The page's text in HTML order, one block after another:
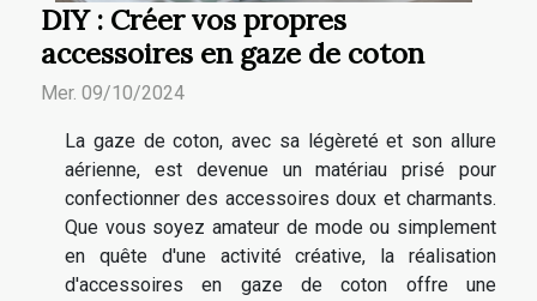
DIY : Créer vos propres
accessoires en gaze de coton
Mer. 09/10/2024
La gaze de coton, avec sa légèreté et son allure
aérienne, est devenue un matériau prisé pour
confectionner des accessoires doux et charmants.
Que vous soyez amateur de mode ou simplement
en quête d'une activité créative, la réalisation
d'accessoires en gaze de coton offre une